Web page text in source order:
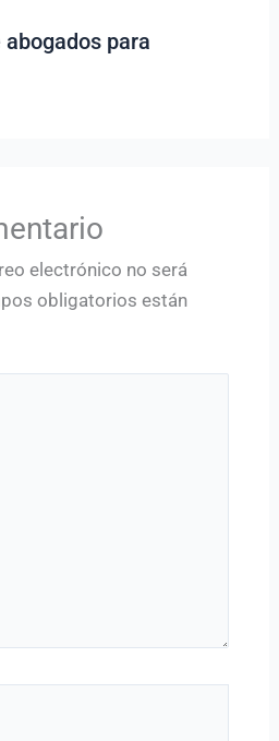
para
electrónico no será
obligatorios están